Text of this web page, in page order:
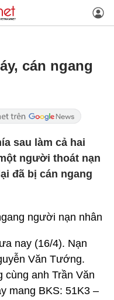
cán ngang
sau làm cả hai
người thoát nạn
đã bị cán ngang
người nạn nhân
nay (16/4). Nạn
Văn Tướng.
anh Trần Văn
mang BKS: 51K3 –